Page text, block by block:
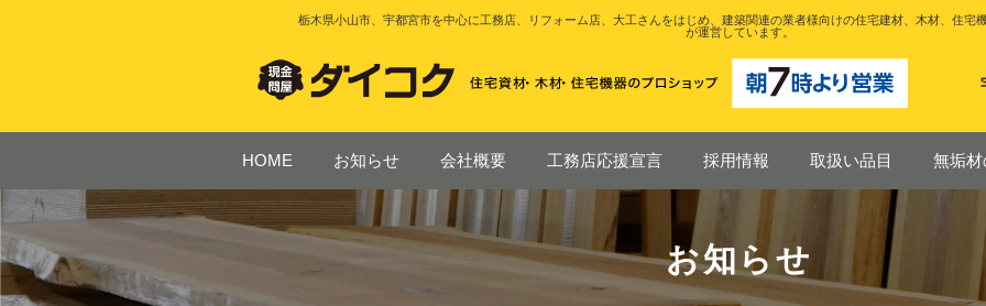
栃木県小山市、宇都宮市を中心に工務店、リフォーム店、大工さんをはじめ、建築関連の業者様向けの住宅建材、木材、住宅
が運営しています。
HOME お知らせ 会社概要 工務店応援宣言 採用情報 取扱い品目 無垢材
お知らせ